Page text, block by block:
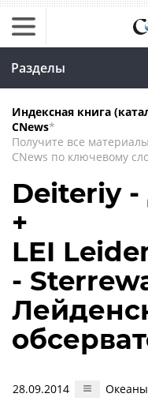
Разделы
Индексная книга
CNews*
Получите все материалы
CNews по ключевому
Deiteriy
+
LEI
-
28.09.2014